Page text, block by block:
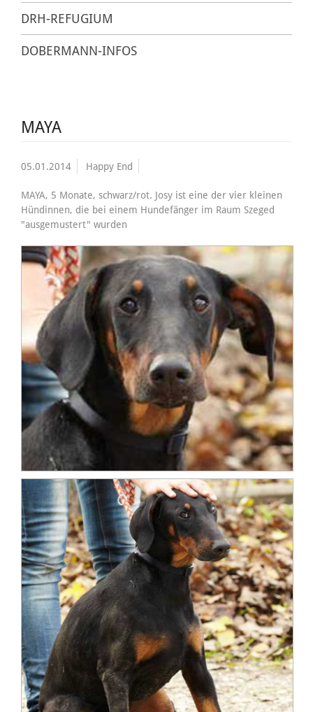
DRH-REFUGIUM
DOBERMANN-INFOS
MAYA
05.01.2014 Happy End
MAYA, 5 Monate, schwarz/rot. Josy ist eine der vier kleinen
Hündinnen, die bei einem Hundefänger im Raum Szeged
"ausgemustert" wurden